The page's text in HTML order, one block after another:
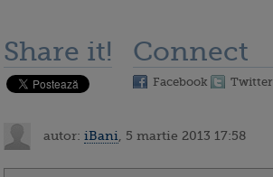
Share it! Connect
Facebook Twitter
autor: iBani , 5 martie 2013 17:58